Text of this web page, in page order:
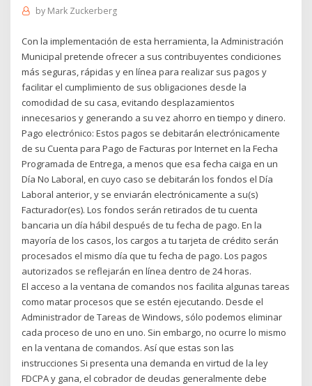
by Mark Zuckerberg
Con la implementación de esta herramienta, la Administración
Municipal pretende ofrecer a sus contribuyentes condiciones
más seguras, rápidas y en línea para realizar sus pagos y
facilitar el cumplimiento de sus obligaciones desde la
comodidad de su casa, evitando desplazamientos
innecesarios y generando a su vez ahorro en tiempo y dinero.
Pago electrónico: Estos pagos se debitarán electrónicamente
de su Cuenta para Pago de Facturas por Internet en la Fecha
Programada de Entrega, a menos que esa fecha caiga en un
Día No Laboral, en cuyo caso se debitarán los fondos el Día
Laboral anterior, y se enviarán electrónicamente a su(s)
Facturador(es). Los fondos serán retirados de tu cuenta
bancaria un día hábil después de tu fecha de pago. En la
mayoría de los casos, los cargos a tu tarjeta de crédito serán
procesados el mismo día que tu fecha de pago. Los pagos
autorizados se reflejarán en línea dentro de 24 horas.
El acceso a la ventana de comandos nos facilita algunas tareas
como matar procesos que se estén ejecutando. Desde el
Administrador de Tareas de Windows, sólo podemos eliminar
cada proceso de uno en uno. Sin embargo, no ocurre lo mismo
en la ventana de comandos. Así que estas son las
instrucciones Si presenta una demanda en virtud de la ley
FDCPA y gana, el cobrador de deudas generalmente debe